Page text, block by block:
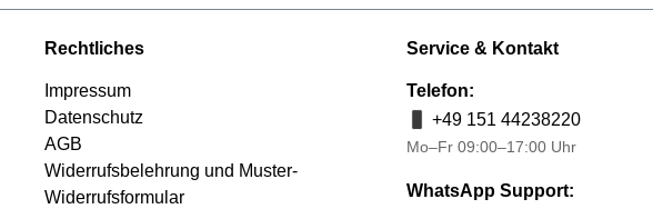
Rechtliches
Impressum
Datenschutz
AGB
Widerrufsbelehrung und Muster-
Widerrufsformular
Service & Kontakt
Telefon:
+49 151 44238220
Mo–Fr 09:00–17:00 Uhr
WhatsApp Support: